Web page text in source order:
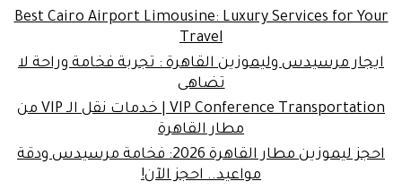
Best Cairo Airport Limousine: Luxury Services for Your
Travel
ايجار مرسيدس وليموزين القاهرة : تجربة فخامة وراحة لا
تضاهى
VIP Conference Transportation | خدمات نقل الـ VIP من
مطار القاهرة
احجز ليموزين مطار القاهرة 2026: فخامة مرسيدس ودقة
مواعيد.. احجز الآن!